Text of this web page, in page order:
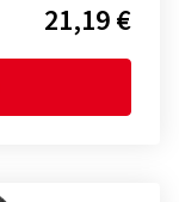
21,19 €